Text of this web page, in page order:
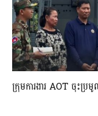
ក្រុមការងារ AOT ចុះប្